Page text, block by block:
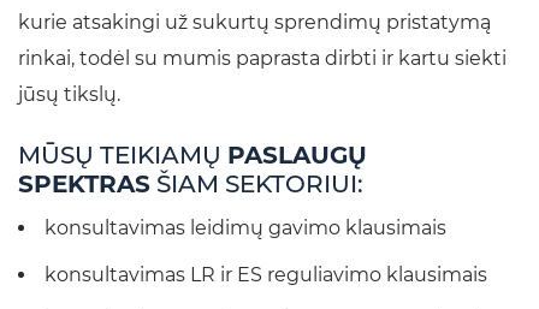
kurie atsakingi už sukurtų sprendimų pristatymą
rinkai, todėl su mumis paprasta dirbti ir kartu siekti
jūsų tikslų.
MŪSŲ TEIKIAMŲ PASLAUGŲ
SPEKTRAS ŠIAM SEKTORIUI:
konsultavimas leidimų gavimo klausimais
konsultavimas LR ir ES reguliavimo klausimais